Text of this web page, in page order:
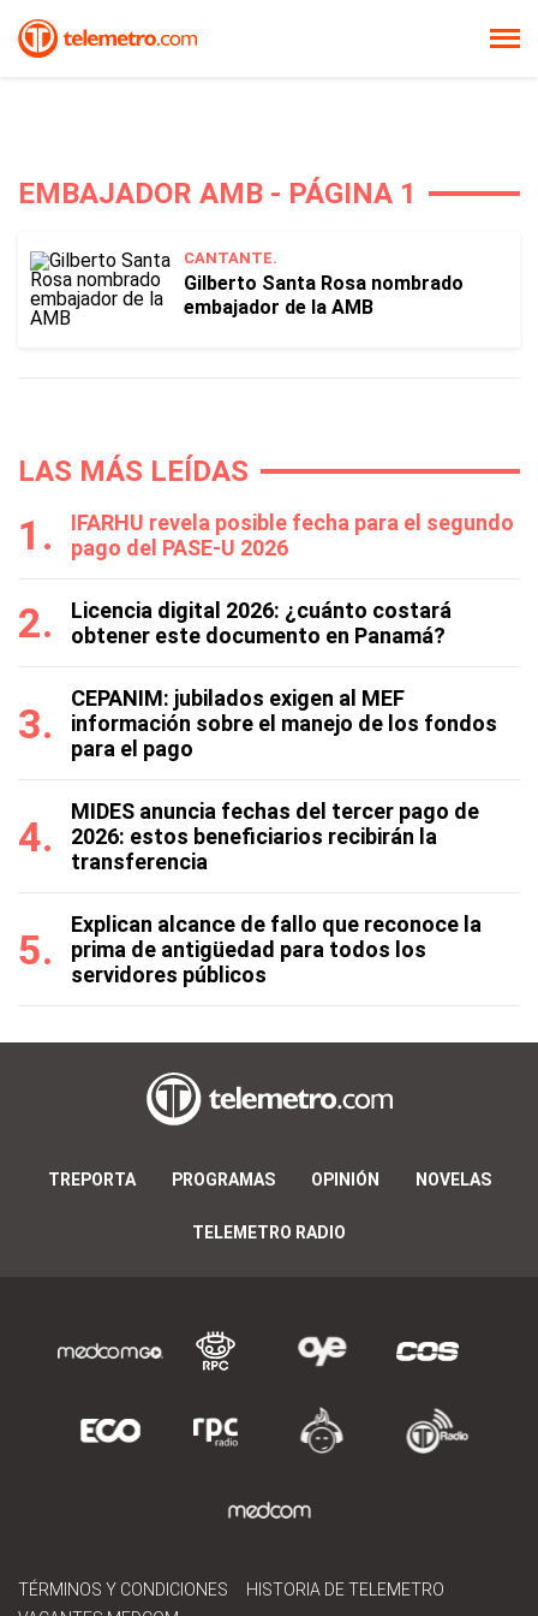
EMBAJADOR AMB - PÁGINA 1
CANTANTE.
Gilberto Santa Rosa nombrado
embajador de la AMB
LAS MÁS LEÍDAS
IFARHU revela posible fecha para el segundo
pago del PASE-U 2026
Licencia digital 2026: ¿cuánto costará
obtener este documento en Panamá?
CEPANIM: jubilados exigen al MEF
información sobre el manejo de los fondos
para el pago
MIDES anuncia fechas del tercer pago de
2026: estos beneficiarios recibirán la
transferencia
Explican alcance de fallo que reconoce la
prima de antigüedad para todos los
servidores públicos
TREPORTA PROGRAMAS OPINIÓN NOVELAS
TELEMETRO RADIO
TÉRMINOS Y CONDICIONES
HISTORIA DE TELEMETRO